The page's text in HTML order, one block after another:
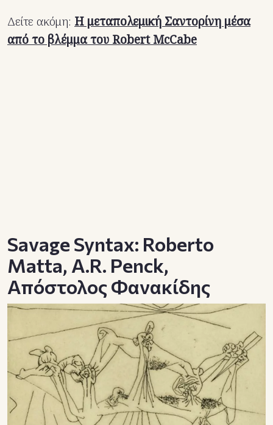
Δείτε ακόμη: Η μεταπολεμική Σαντορίνη μέσα
από το βλέμμα του Robert McCabe
Savage Syntax: Roberto
Matta, A.R. Penck,
Απόστολος Φανακίδης